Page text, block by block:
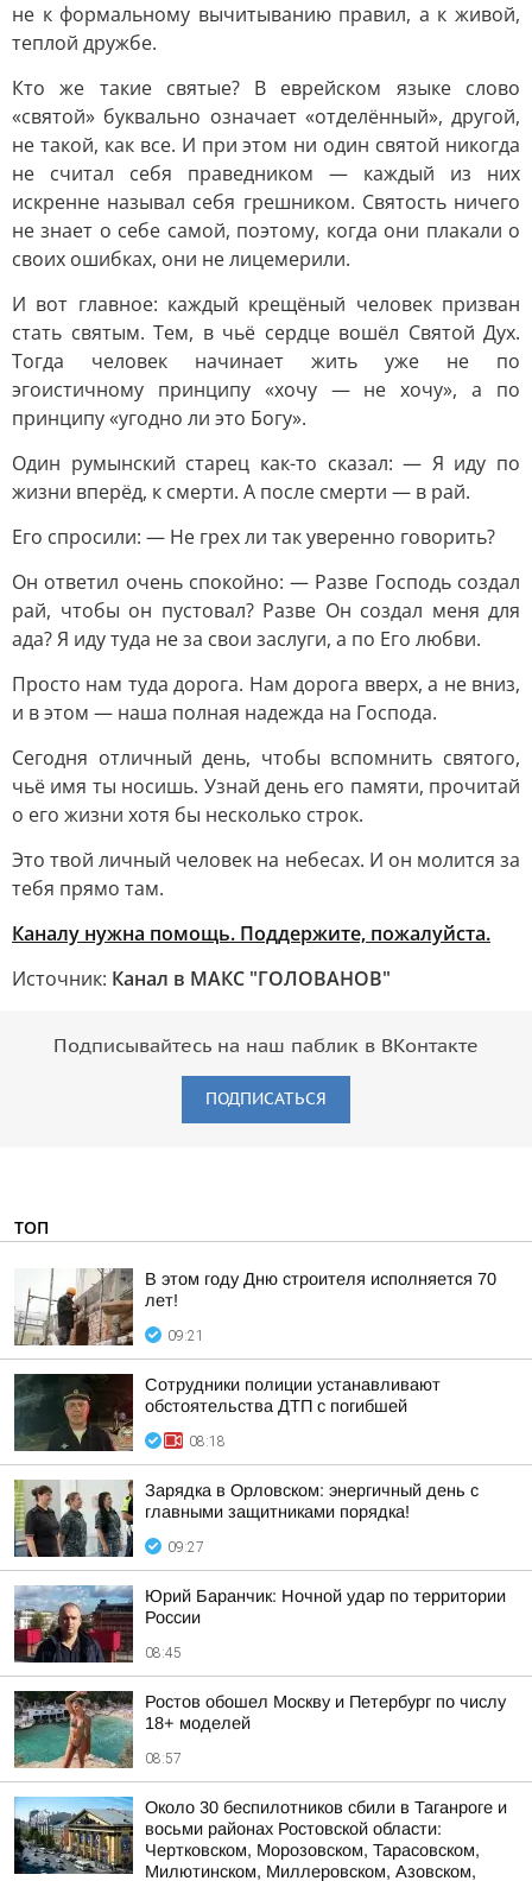
не к формальному вычитыванию правил, а к живой,
теплой дружбе.
Кто же такие святые? В еврейском языке слово
«святой» буквально означает «отделённый», другой,
не такой, как все. И при этом ни один святой никогда
не считал себя праведником — каждый из них
искренне называл себя грешником. Святость ничего
не знает о себе самой, поэтому, когда они плакали о
своих ошибках, они не лицемерили.
И вот главное: каждый крещёный человек призван
стать святым. Тем, в чьё сердце вошёл Святой Дух.
Тогда человек начинает жить уже не по
эгоистичному принципу «хочу — не хочу», а по
принципу «угодно ли это Богу».
Один румынский старец как-то сказал: — Я иду по
жизни вперёд, к смерти. А после смерти — в рай.
Его спросили: — Не грех ли так уверенно говорить?
Он ответил очень спокойно: — Разве Господь создал
рай, чтобы он пустовал? Разве Он создал меня для
ада? Я иду туда не за свои заслуги, а по Его любви.
Просто нам туда дорога. Нам дорога вверх, а не вниз,
и в этом — наша полная надежда на Господа.
Сегодня отличный день, чтобы вспомнить святого,
чьё имя ты носишь. Узнай день его памяти, прочитай
о его жизни хотя бы несколько строк.
Это твой личный человек на небесах. И он молится за
тебя прямо там.
Каналу нужна помощь. Поддержите, пожалуйста.
Источник: Канал в МАКС "ГОЛОВАНОВ"
Подписывайтесь на наш паблик в ВКонтакте
ПОДПИСАТЬСЯ
ТОП
В этом году Дню строителя исполняется 70
лет!
09:21
Сотрудники полиции устанавливают
обстоятельства ДТП с погибшей
08:18
Зарядка в Орловском: энергичный день с
главными защитниками порядка!
09:27
Юрий Баранчик: Ночной удар по территории
России
08:45
Ростов обошел Москву и Петербург по числу
18+ моделей
08:57
Около 30 беспилотников сбили в Таганроге и
восьми районах Ростовской области:
Чертковском, Морозовском, Тарасовском,
Милютинском, Миллеровском, Азовском,